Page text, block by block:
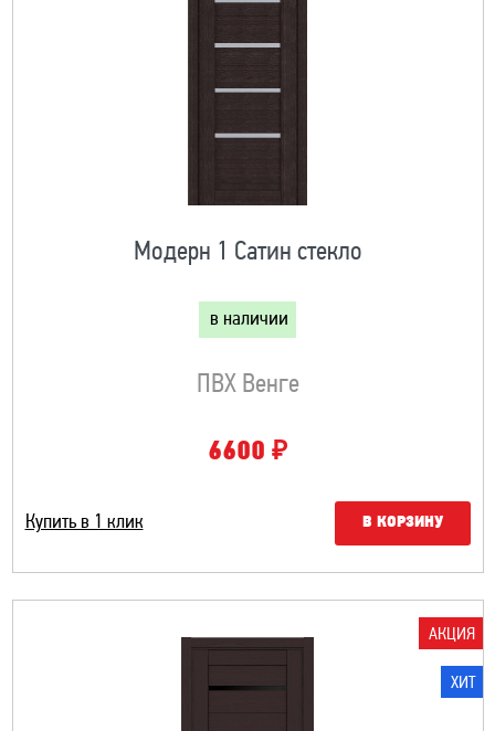
Модерн 1 Сатин стекло
в наличии
ПВХ Венге
6600 ₽
Купить в 1 клик В КОРЗИНУ
АКЦИЯ
ХИТ